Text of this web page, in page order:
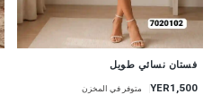
فستان نسائي طويل
YER1,500 متوفر في المخزن